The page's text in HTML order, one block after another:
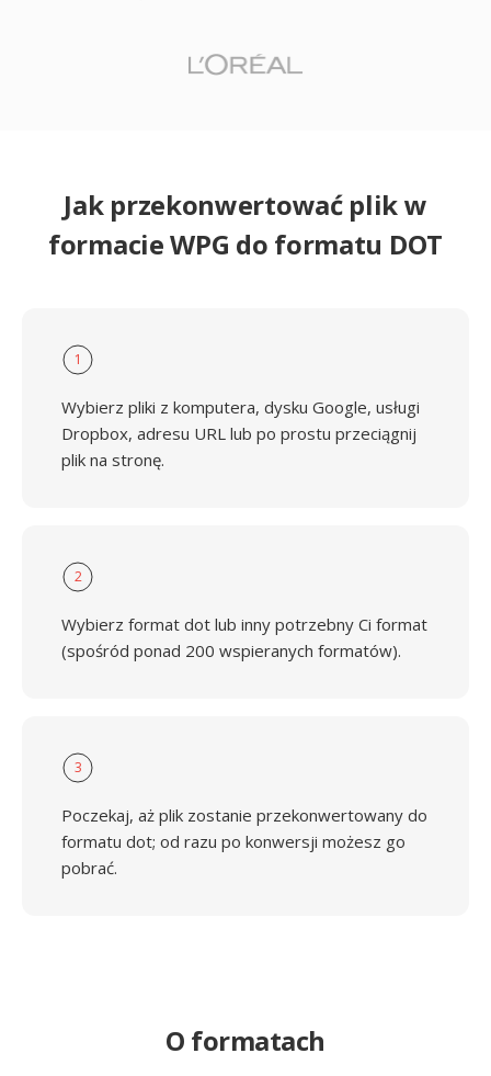
Jak przekonwertować plik w
formacie WPG do formatu DOT
1
Wybierz pliki z komputera, dysku Google, usługi
Dropbox, adresu URL lub po prostu przeciągnij
plik na stronę.
2
Wybierz format dot lub inny potrzebny Ci format
(spośród ponad 200 wspieranych formatów).
3
Poczekaj, aż plik zostanie przekonwertowany do
formatu dot; od razu po konwersji możesz go
pobrać.
O formatach